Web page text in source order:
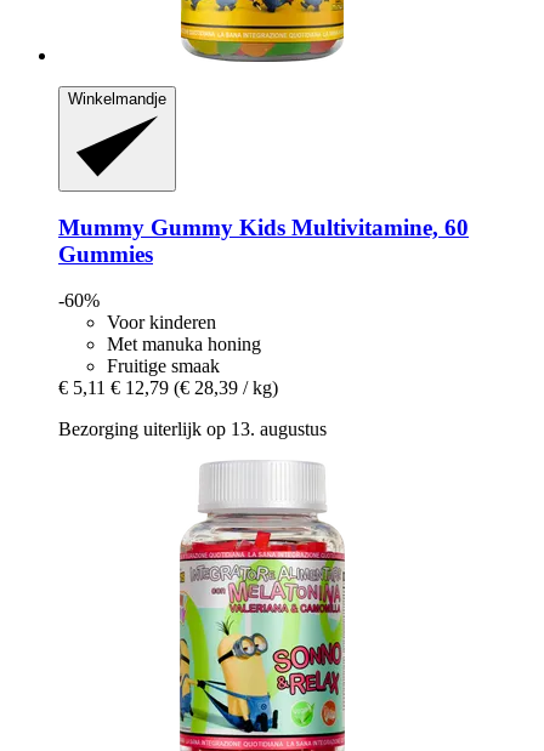
Winkelmandje
Mummy Gummy Kids Multivitamine, 60
Gummies
-60%
Voor kinderen
Met manuka honing
Fruitige smaak
€ 5,11 € 12,79 (€ 28,39 / kg)
Bezorging uiterlijk op 13. augustus